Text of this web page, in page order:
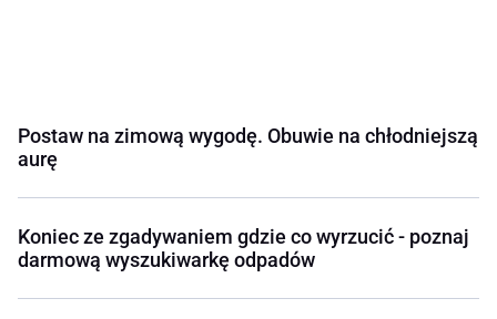
Postaw na zimową wygodę. Obuwie na chłodniejszą
aurę
Koniec ze zgadywaniem gdzie co wyrzucić - poznaj
darmową wyszukiwarkę odpadów